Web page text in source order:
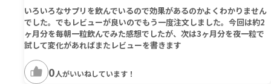
いろいろなサプリを飲んでいるので効果があるのかよくわかりません
でした。でもレビューが良いのでもう一度注文しました。今回は約2
ヶ月分を毎朝一粒飲んでみた感想でしたが、次は3ヶ月分を夜一粒で
試して変化があればまたレビューを書きます
0人がいいねしています！